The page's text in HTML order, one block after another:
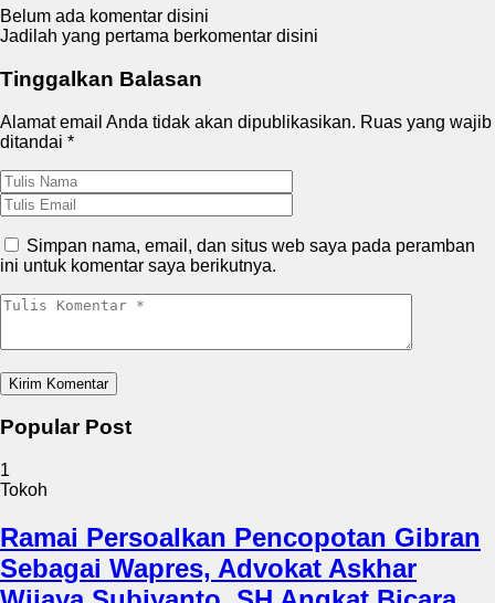
Belum ada komentar disini
Jadilah yang pertama berkomentar disini
Tinggalkan Balasan
Alamat email Anda tidak akan dipublikasikan. Ruas yang wajib
ditandai *
Simpan nama, email, dan situs web saya pada peramban
ini untuk komentar saya berikutnya.
Popular Post
1
Tokoh
Ramai Persoalkan Pencopotan Gibran
Sebagai Wapres, Advokat Askhar